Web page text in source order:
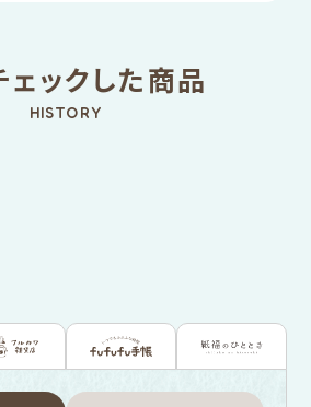
ェックした商品
HISTORY